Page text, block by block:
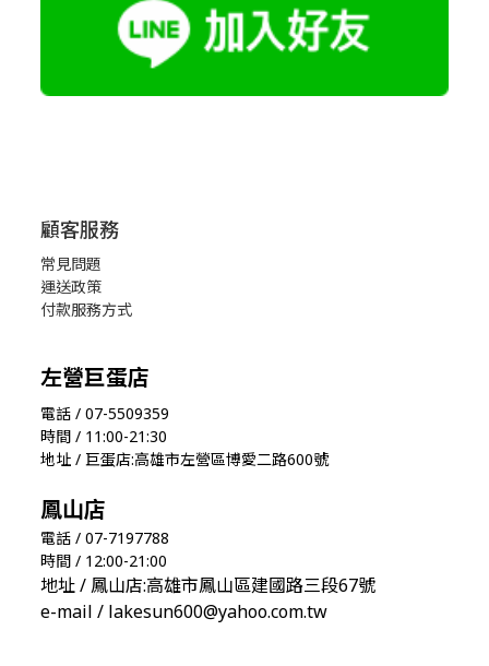
顧客服務
常見問題
運送政策
付款服務方式
左營巨蛋店
電話 / 07-5509359
時間 / 11:00-21:30
地址 / 巨蛋店:高雄市左營區博愛二路600號
鳳山店
電話 / 07-7197788
時間 / 12:00-21:00
地址 / 鳳山店:高雄市鳳山區建國路三段67號
e-mail / lakesun600@yahoo.com.tw